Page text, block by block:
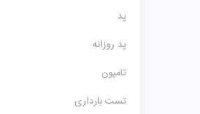
پد
پد روزانه
تامپون
تست بارداری